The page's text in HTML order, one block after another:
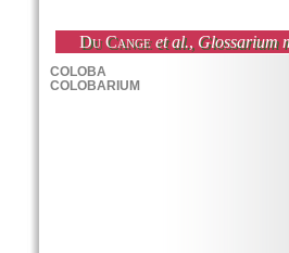
Du Cange et al., Glossarium